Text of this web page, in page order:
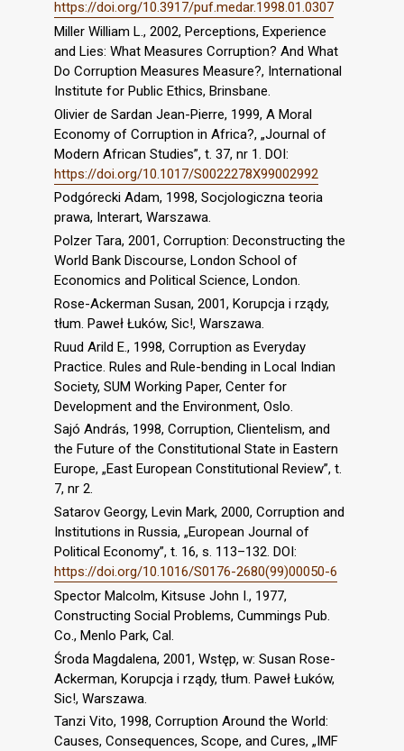
https://doi.org/10.3917/puf.medar.1998.01.0307
Miller William L., 2002, Perceptions, Experience
and Lies: What Measures Corruption? And What
Do Corruption Measures Measure?, International
Institute for Public Ethics, Brinsbane.
Olivier de Sardan Jean-Pierre, 1999, A Moral
Economy of Corruption in Africa?, „Journal of
Modern African Studies”, t. 37, nr 1. DOI:
https://doi.org/10.1017/S0022278X99002992
Podgórecki Adam, 1998, Socjologiczna teoria
prawa, Interart, Warszawa.
Polzer Tara, 2001, Corruption: Deconstructing the
World Bank Discourse, London School of
Economics and Political Science, London.
Rose-Ackerman Susan, 2001, Korupcja i rządy,
tłum. Paweł Łuków, Sic!, Warszawa.
Ruud Arild E., 1998, Corruption as Everyday
Practice. Rules and Rule-bending in Local Indian
Society, SUM Working Paper, Center for
Development and the Environment, Oslo.
Sajó András, 1998, Corruption, Clientelism, and
the Future of the Constitutional State in Eastern
Europe, „East European Constitutional Review”, t.
7, nr 2.
Satarov Georgy, Levin Mark, 2000, Corruption and
Institutions in Russia, „European Journal of
Political Economy”, t. 16, s. 113–132. DOI:
https://doi.org/10.1016/S0176-2680(99)00050-6
Spector Malcolm, Kitsuse John I., 1977,
Constructing Social Problems, Cummings Pub.
Co., Menlo Park, Cal.
Środa Magdalena, 2001, Wstęp, w: Susan Rose-
Ackerman, Korupcja i rządy, tłum. Paweł Łuków,
Sic!, Warszawa.
Tanzi Vito, 1998, Corruption Around the World:
Causes, Consequences, Scope, and Cures, „IMF